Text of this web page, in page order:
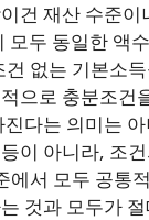
건 재산 수준이
모두 동일한 액
없는 기본소
으로 충분조건
다는 의미는
이 아니라, 조
에서 모두 공통
것과 모두가